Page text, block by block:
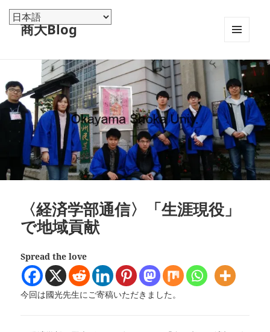
商大Blog
ーとウ
ィジェ
ット
〈経済学部通信〉「生涯現役」
で地域貢献
Spread the love
今回は國光先生にご寄稿いただきました。